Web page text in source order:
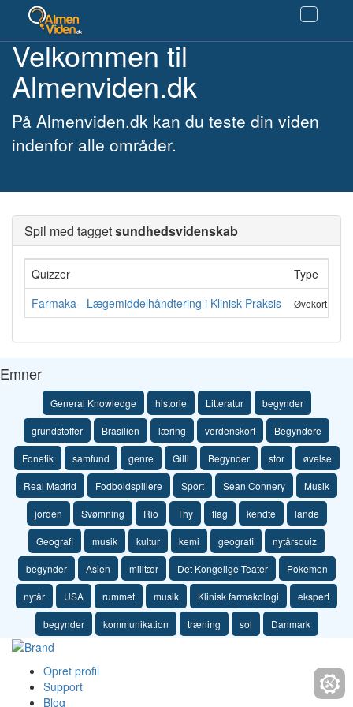
Velkommen til
Almenviden.dk
På Almenviden.dk kan du teste din viden
indenfor alle områder.
Spil med taggetsundhedsvidenskab
Quizzer Type
Farmaka - Lægemiddelhåndtering i Klinisk Praksis
Øvekort
Emner
General Knowledge historie Litteratur begynder
grundstoffer Brasilien læring verdenskort Begyndere
Fonetik samfund genre Gilli Begynder stor øvelse
Real Madrid Fodboldspillere Sport Sean Connery Musik
jorden Svømning Rio Thy flag kendte lande
Geografi musik kultur kemi geografi nytårsquiz
begynder Asien militær Det Kongelige Teater Pokemon
nytår USA rummet musik Klinisk farmakologi ekspert
begynder kommunikation træning sol Danmark
Opret profil
Support
Blog